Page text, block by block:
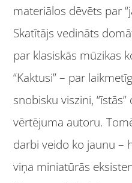
materiālos dēvēts par
Skatītājs vedināts
par klasiskās mūzikas
“Kaktusi” ­– par
snobisku viszini,
vērtējuma autoru.
darbi veido ko jaunu –
viņa miniatūrās